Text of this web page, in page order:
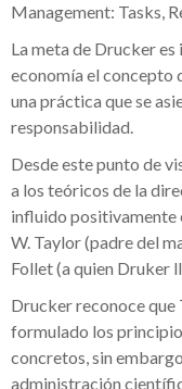
Management: Tasks,
La meta de Drucker
economía el concepto
una práctica que se
responsabilidad.
Desde este punto de
a los teóricos de la
influido positivamente
W. Taylor (padre del
Follet (a quien Druker
Drucker reconoce
formulado los
concretos, sin
administración